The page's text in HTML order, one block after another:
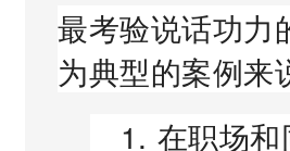
最考验说话功力
为典型的案例来
在职场和